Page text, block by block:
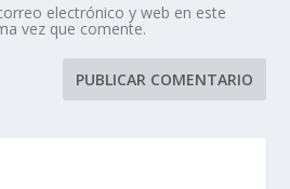
electrónico y web en este
vez que comente.